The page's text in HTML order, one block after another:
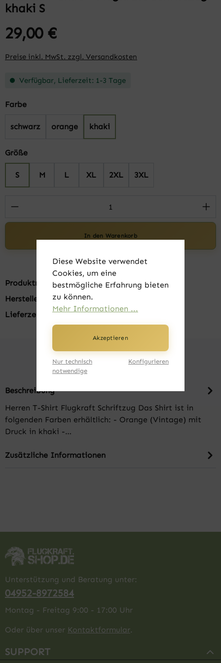
khaki S
29,00 €
Preise inkl. MwSt. zzgl. Versandkosten
Verfügbar, Lieferzeit: 1-3 Tage
Farbeauswählen
schwarz orange khaki
Größeauswählen
S M L XL 2XL 3XL
Produkt Anzahl: Gib den gewünschten
In den Warenkorb
Produktnummer:FK22901-03-S
Hersteller:
B&C
Lieferzeit:
1-3 Tage
Beschreibung
Herren T-Shirt Flugkraft Schriftzug Das Shirt ist in
folgenden Farben erhältlich: - Orange (Vintage) mit
Druck in khaki -…
Zusätzliche Informationen
Unterstützung und Beratung unter:
04952-8972584
Montag - Freitag 9:00 - 17:00 Uhr
Oder über unser Kontaktformular.
SUPPORT
Diese Website verwendet
Cookies, um eine
bestmögliche Erfahrung bieten
zu können.
Mehr Informationen ...
Akzeptieren
Nur technisch
notwendige
Konfigurieren